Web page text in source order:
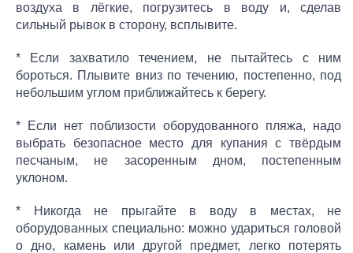
воздуха в лёгкие, погрузитесь в воду и, сделав
сильный рывок в сторону, всплывите.
* Если захватило течением, не пытайтесь с ним
бороться. Плывите вниз по течению, постепенно, под
небольшим углом приближайтесь к берегу.
* Если нет поблизости оборудованного пляжа, надо
выбрать безопасное место для купания с твёрдым
песчаным, не засоренным дном, постепенным
уклоном.
* Никогда не прыгайте в воду в местах, не
оборудованных специально: можно удариться головой
о дно, камень или другой предмет, легко потерять